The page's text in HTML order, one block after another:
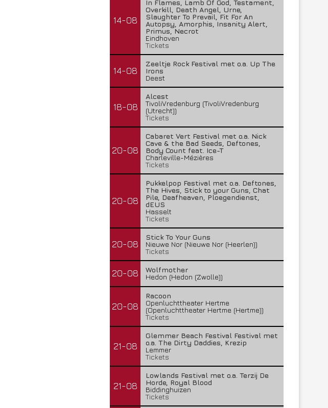
14-08
In Flames, Lamb Of God, Testament,
Overkill, Death Angel, Urne,
Slaughter To Prevail, Fit For An
Autopsy, Amorphis, Insanity Alert,
Primus, Necrot
Eindhoven
Tickets
14-08
Zeeltje Rock Festival met o.a. Up The
Irons
Deest
18-08
Alcest
TivoliVredenburg (TivoliVredenburg
(Utrecht))
Tickets
20-08
Cabaret Vert Festival met o.a. Nick
Cave & the Bad Seeds, Deftones,
Body Count feat. Ice-T
Charleville-Mézières
Tickets
20-08
Pukkelpop Festival met o.a. Deftones,
The Hives, Stick to your Guns, Chat
Pile, Deafheaven, Ploegendienst,
dEUS
Hasselt
Tickets
20-08
Stick To Your Guns
Nieuwe Nor (Nieuwe Nor (Heerlen))
Tickets
20-08
Wolfmother
Hedon (Hedon (Zwolle))
20-08
Racoon
Openluchttheater Hertme
(Openluchttheater Hertme (Hertme))
Tickets
21-08
Glemmer Beach Festival Festival met
o.a. The Dirty Daddies, Krezip
Lemmer
Tickets
21-08
Lowlands Festival met o.a. Terzij De
Horde, Royal Blood
Biddinghuizen
Tickets